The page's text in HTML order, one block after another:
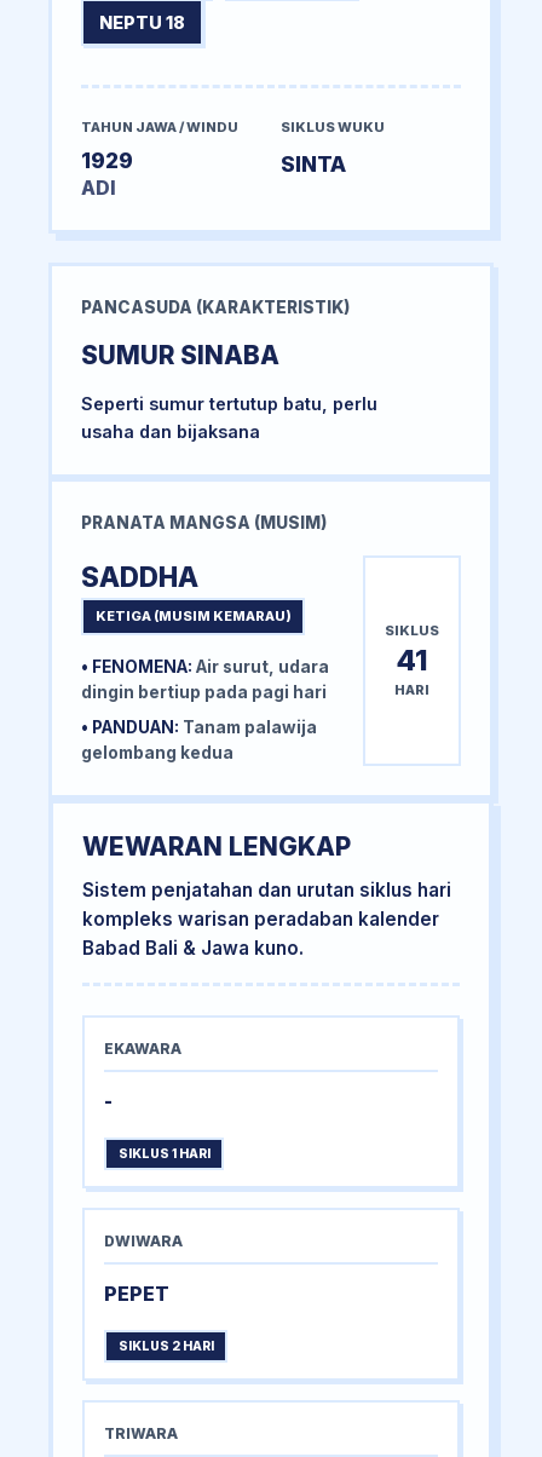
NEPTU 18
TAHUN JAWA / WINDU
1929
ADI
SIKLUS WUKU
SINTA
PANCASUDA (KARAKTERISTIK)
SUMUR SINABA
Seperti sumur tertutup batu, perlu
usaha dan bijaksana
PRANATA MANGSA (MUSIM)
SADDHA
KETIGA (MUSIM KEMARAU)
• FENOMENA: Air surut, udara
dingin bertiup pada pagi hari
• PANDUAN: Tanam palawija
gelombang kedua
SIKLUS
41
HARI
WEWARAN LENGKAP
Sistem penjatahan dan urutan siklus hari
kompleks warisan peradaban kalender
Babad Bali & Jawa kuno.
EKAWARA
-
SIKLUS 1 HARI
DWIWARA
PEPET
SIKLUS 2 HARI
TRIWARA